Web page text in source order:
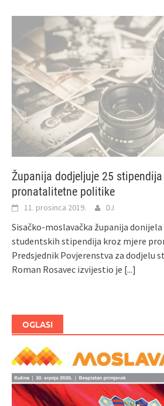
Županija dodjeljuje 25
pronatalitetne politike
11. prosinca 2019. DJ
Sisačko-moslavačka županija
studentskih stipendija kroz mjere
Predsjednik Povjerenstva za dodjelu
Roman Rosavec izvijestio je [...]
OGLASI